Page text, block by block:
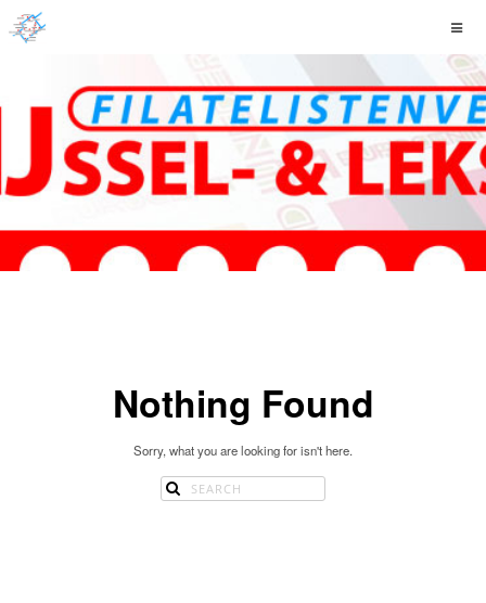
Nothing Found
Sorry, what you are looking for isn't here.